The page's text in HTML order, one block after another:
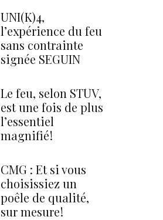
UNI(K)4,
l’expérience du feu
sans contrainte
signée SEGUIN
Le feu, selon STÛV,
est une fois de plus
l’essentiel
magnifié !
CMG : Et si vous
choisissiez un
poêle de qualité,
sur mesure !